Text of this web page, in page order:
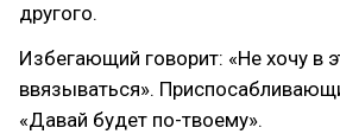
другого.
Избегающий говорит: «Не хочу в
ввязываться».
«Давай будет по-твоему».